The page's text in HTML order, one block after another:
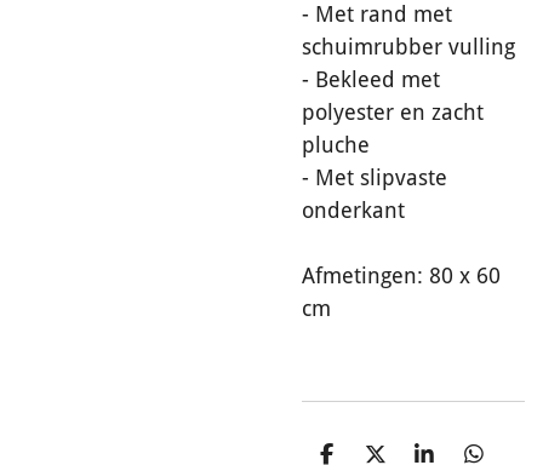
- Met rand met
schuimrubber vulling
- Bekleed met
polyester en zacht
pluche
- Met slipvaste
onderkant
Afmetingen: 80 x 60
cm